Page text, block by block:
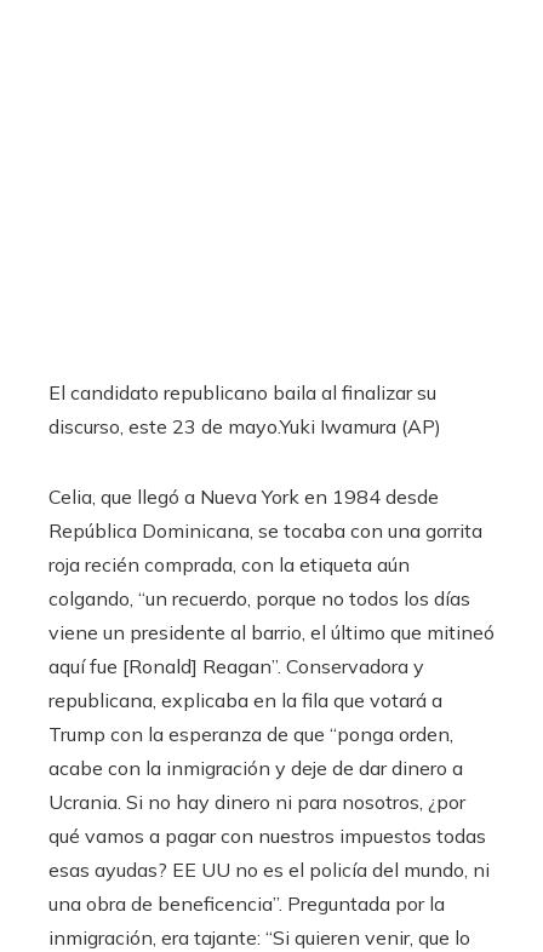
El candidato republicano baila al finalizar su
discurso, este 23 de mayo.Yuki Iwamura (AP)
Celia, que llegó a Nueva York en 1984 desde
República Dominicana, se tocaba con una gorrita
roja recién comprada, con la etiqueta aún
colgando, “un recuerdo, porque no todos los días
viene un presidente al barrio, el último que mitineó
aquí fue [Ronald] Reagan”. Conservadora y
republicana, explicaba en la fila que votará a
Trump con la esperanza de que “ponga orden,
acabe con la inmigración y deje de dar dinero a
Ucrania. Si no hay dinero ni para nosotros, ¿por
qué vamos a pagar con nuestros impuestos todas
esas ayudas? EE UU no es el policía del mundo, ni
una obra de beneficencia”. Preguntada por la
inmigración, era tajante: “Si quieren venir, que lo